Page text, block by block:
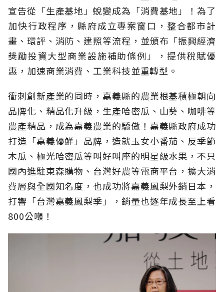
宣告從「生產基地」蛻變成為「消費基地」！為了
加快行政程序，縣府成立專案窗口，整合都市計
畫、環評、消防、建照等流程，並頒布「振興經濟
獎勵投資大型商業設施補助條例」，提供稅賦優
惠，加速商業消費、工業科技並重轉型。
衝刺創新產業的同時，嘉義縣的農業根基積極朝向
品牌化、精品化升級，生產哈密瓜、山葵、咖啡等
農產精品，成為嘉義農業的驕傲！嘉義縣政府成功
打造「嘉義優鮮」品牌，造就玉女小番茄、反季節
木瓜、極光哈密瓜等叫好叫座的明星級水果，不只
國內進駐東森購物、台灣好農等電商平台，擴大消
費層與全國知名度，也成功將嘉義鳳梨外銷日本，
打響「台灣嘉義鳳梨季」，銷量也逐年成長至上看
800公噸！